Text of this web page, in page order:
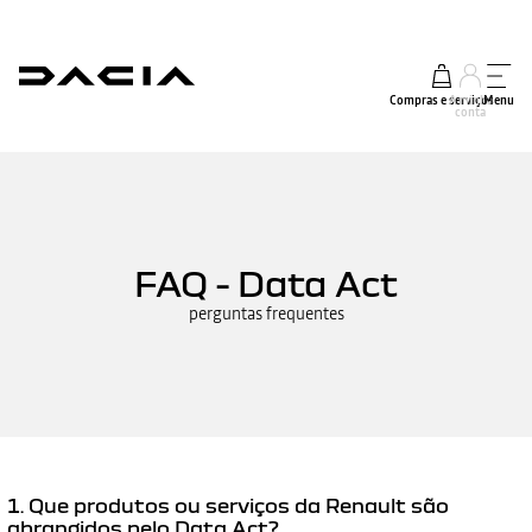
Compras e serviços
A minha
conta
Menu
FAQ - Data Act
perguntas frequentes
1. Que produtos ou serviços da Renault são